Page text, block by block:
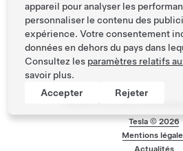
Tesla ©2026
Mentions
Actualités
appareil pour analyser les
personnaliser le contenu des
expérience. Votre consentement
données en dehors du pays dans
Consultez les paramètres relatifs
savoir plus.
Accepter
Rejeter